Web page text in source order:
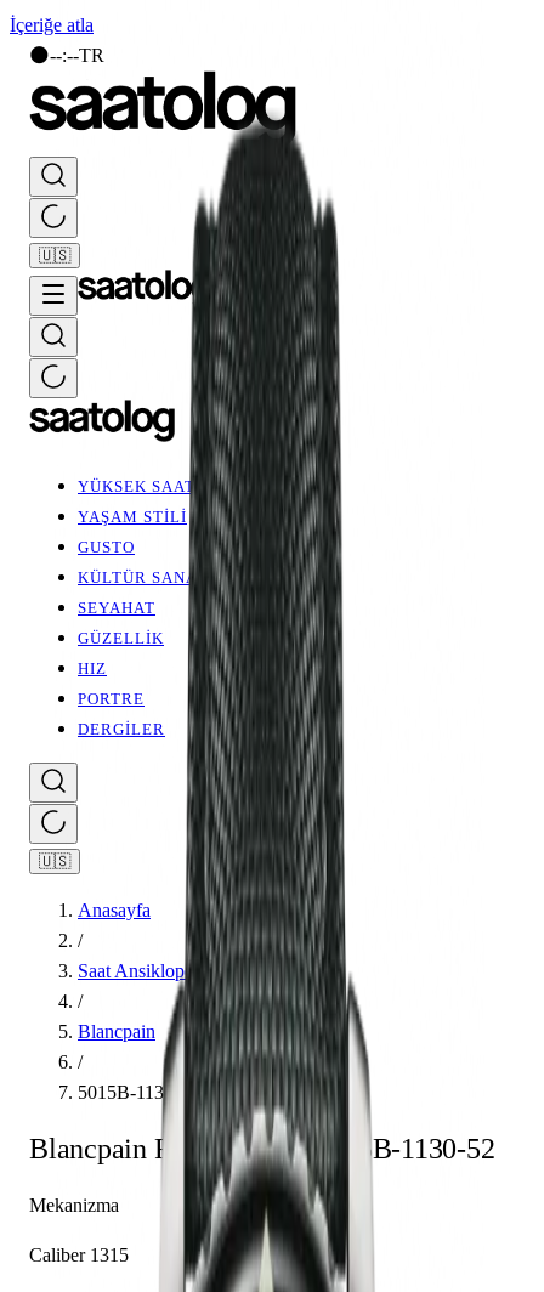
İçeriğe atla
🌑--:--TR
🇺🇸
YÜKSEK SAATÇİLİK
YAŞAM STİLİ
GUSTO
KÜLTÜR SANAT
SEYAHAT
GÜZELLİK
HIZ
PORTRE
DERGİLER
🇺🇸
Anasayfa
/
Saat Ansiklopedisi
/
Blancpain
/
5015B-1130-52
Blancpain Fifty Fathoms5015B-1130-52
Mekanizma
Caliber 1315